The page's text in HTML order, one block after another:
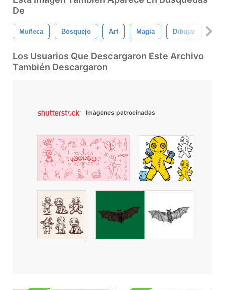
De
Muñeca Bosquejo Art Magia Dibujar
Los Usuarios Que Descargaron Este Archivo
También Descargaron
Imágenes patrocinadas